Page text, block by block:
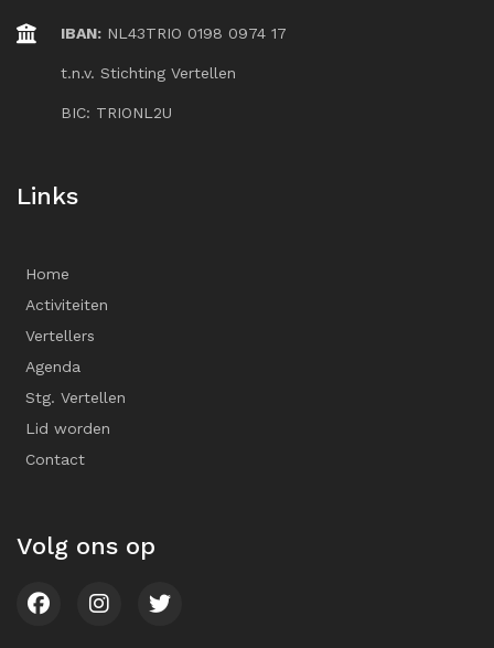
IBAN: NL43TRIO 0198 0974 17
t.n.v. Stichting Vertellen
BIC: TRIONL2U
Links
Home
Activiteiten
Vertellers
Agenda
Stg. Vertellen
Lid worden
Contact
Volg ons op